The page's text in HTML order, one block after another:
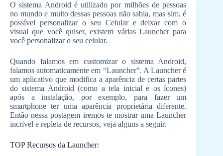
O sistema Android é utilizado por milhões de pessoas
no mundo e muito dessas pessoas não sabia, mas sim, é
possível personalizar o seu Celular e deixar com o
visual que você quiser, existem várias Launcher para
você personalizar o seu celular.
Quando falamos em customizar o sistema Android,
falamos automaticamente em “Launcher”. A Launcher é
um aplicativo que modifica a aparência de certas partes
do sistema Android (como a tela inicial e os ícones)
após a instalação, por exemplo, para fazer um
smartphone ter uma aparência proprietária diferente.
Então nessa postagem iremos te mostrar uma Launcher
incrível e repleta de recursos, veja alguns a seguir.
TOP Recursos da Launcher: